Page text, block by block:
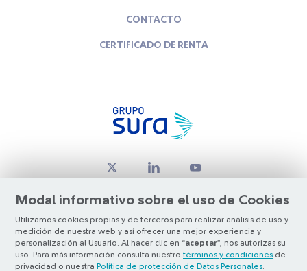
Modal informativo sobre el uso de Cookies
Utilizamos cookies propias y de terceros para realizar análisis de uso y
medición de nuestra web y así ofrecer una mejor experiencia y
personalización al Usuario. Al hacer clic en “aceptar”, nos autorizas su
uso. Para más información consulta nuestro términos y condiciones de
privacidad o nuestra Política de protección de Datos Personales
CONTACTO
CERTIFICADO DE RENTA
© Copyright Grupo SURA 2026